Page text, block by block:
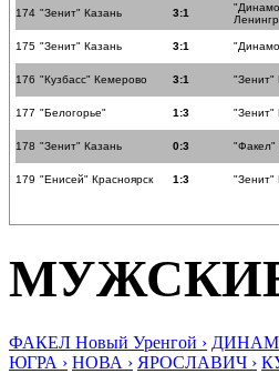
174 "Зенит" Казань 3:1
175 "Зенит" Казань 3:1
176 "Кузбасс" Кемерово 3:1 "Зенит"
177 "Белогорье" 1:3 "Зенит"
178 "Зенит" Казань 0:3 "Факел"
179 "Енисей" Красноярск 1:3 "Зенит"
ФАКЕЛ Новый Уренгой ›
ЮГРА › НОВА › ЯРОСЛАВИЧ ›